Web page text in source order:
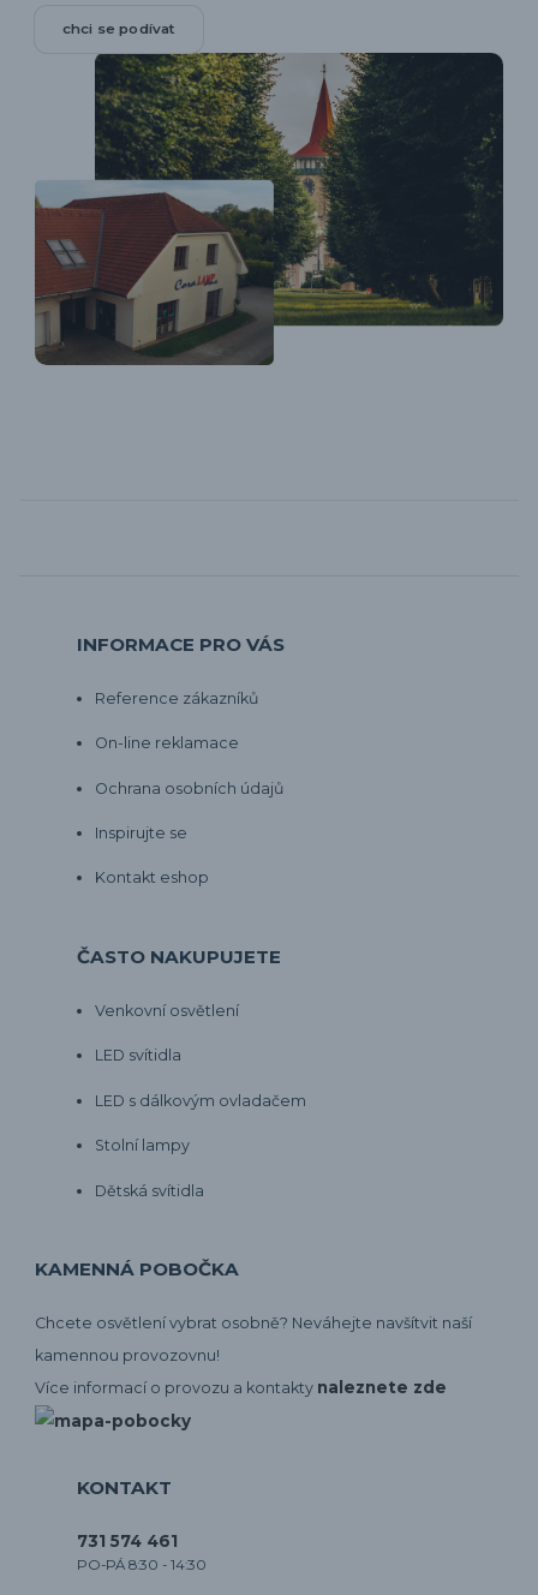
chci se podívat
INFORMACE PRO VÁS
Reference zákazníků
On-line reklamace
Ochrana osobních údajů
Inspirujte se
Kontakt eshop
ČASTO NAKUPUJETE
Venkovní osvětlení
LED svítidla
LED s dálkovým ovladačem
Stolní lampy
Dětská svítidla
KAMENNÁ POBOČKA
Chcete osvětlení vybrat osobně? Neváhejte navšítvit naší
kamennou provozovnu!
Více informací o provozu a kontakty naleznete zde
KONTAKT
731 574 461
PO-PÁ 8:30 - 14:30